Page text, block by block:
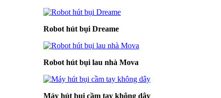
Robot hút bụi Dreame
Robot hút bụi lau nhà Mova
Máy hút bụi cầm tay không dây